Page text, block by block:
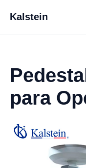
Kalstein
para